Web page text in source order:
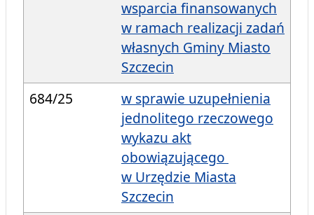
wsparcia finansowanych
w ramach realizacji zadań
własnych Gminy Miasto
Szczecin
684/25
w sprawie uzupełnienia
jednolitego rzeczowego
wykazu akt
obowiązującego
w Urzędzie Miasta
Szczecin